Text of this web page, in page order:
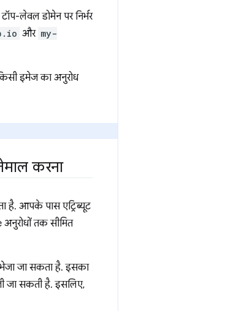
लेवल डोमेन पर निर्भर
और my-
इमेज का अनुरोध
करना
है. आपके पास एट्रिब्यूट
तक सीमित
जा सकता है. इसका
जा सकती है. इसलिए,